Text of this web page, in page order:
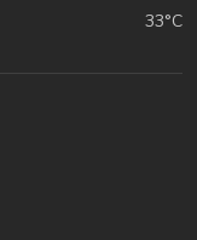
33°C